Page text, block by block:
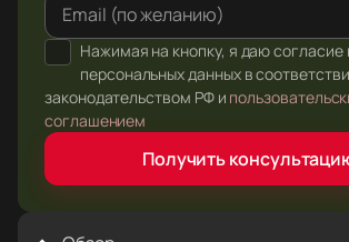
Email (по желанию)
Нажимая на кнопку, я даю согласие
персональных данных в
законодательством РФ и
соглашением
Получить